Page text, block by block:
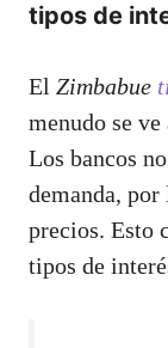
tipos de
El Zimbabue
menudo se
Los bancos
demanda,
precios. Esto
tipos de